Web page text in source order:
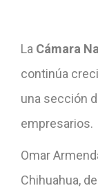
La Cámara
continúa
una sección
empresarios.
Omar
Chihuahua,